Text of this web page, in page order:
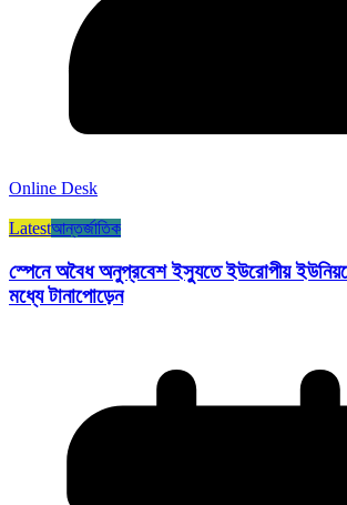
Online Desk
Latestআন্তর্জাতিক
স্পেনে অবৈধ অনুপ্রবেশ ইস্যুতে ইউরোপীয়
মধ্যে টানাপোড়েন